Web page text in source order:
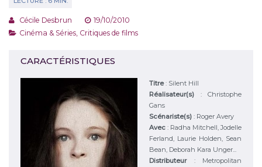
Cécile Desbrun
19/10/2010
Cinéma & Séries Critiques de films
CARACTÉRISTIQUES
Titre: Silent Hill
Réalisateur(s) : Christophe
Gans
Scénariste(s) : Roger Avery
Avec : Radha Mitchell, Jodelle
Ferland, Laurie Holden, Sean
Bean, Deborah Kara Unger...
Distributeur : Metropolitan